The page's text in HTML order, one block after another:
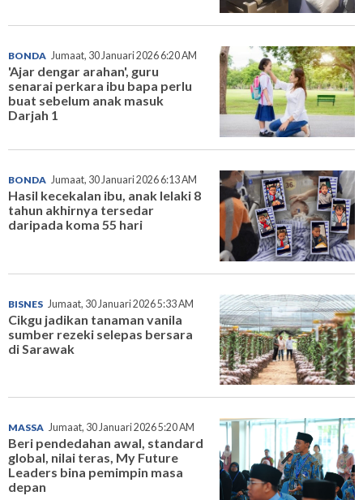
BONDA Jumaat, 30 Januari 2026 6:20 AM
'Ajar dengar arahan', guru
senarai perkara ibu bapa perlu
buat sebelum anak masuk
Darjah 1
BONDA Jumaat, 30 Januari 2026 6:13 AM
Hasil kecekalan ibu, anak lelaki 8
tahun akhirnya tersedar
daripada koma 55 hari
BISNES Jumaat, 30 Januari 2026 5:33 AM
Cikgu jadikan tanaman vanila
sumber rezeki selepas bersara
di Sarawak
MASSA Jumaat, 30 Januari 2026 5:20 AM
Beri pendedahan awal, standard
global, nilai teras, My Future
Leaders bina pemimpin masa
depan